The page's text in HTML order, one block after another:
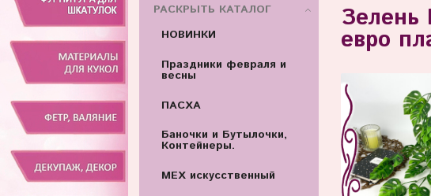
Зелень
евро
РАСКРЫТЬ КАТАЛОГ
НОВИНКИ
Праздники февраля и
весны
ПАСХА
Баночки и Бутылочки,
Контейнеры.
МЕХ искусственный